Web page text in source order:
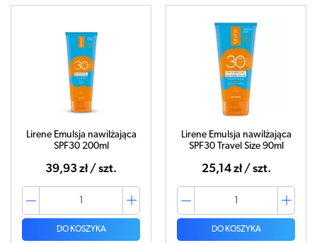
Lirene Emulsja nawilżająca
SPF30 200ml
39,93 zł / szt.
DO KOSZYKA
Lirene Emulsja nawilżająca
SPF30 Travel Size 90ml
25,14 zł / szt.
DO KOSZYKA